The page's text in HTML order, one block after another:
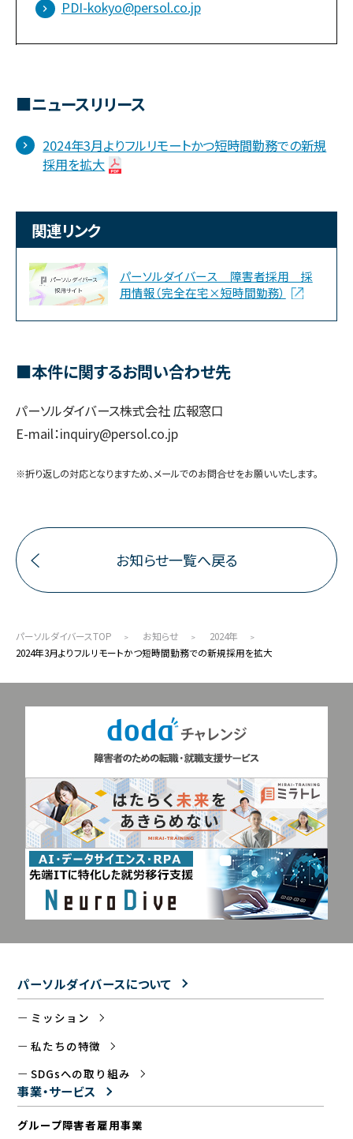
PDI-kokyo@persol.co.jp
■ニュースリリース
2024年3月よりフルリモートかつ短時間勤務での新規
採用を拡大
関連リンク
パーソルダイバース 障害者採用 採
用情報（完全在宅×短時間勤務）
■本件に関するお問い合わせ先
パーソルダイバース株式会社 広報窓口
E-mail：inquiry@persol.co.jp
※折り返しの対応となりますため、メールでのお問合せをお願いいたします。
お知らせ一覧へ戻る
パーソルダイバースTOP お知らせ
2024年
2024年3月よりフルリモートかつ短時間勤務での新規採用を拡大
パーソルダイバースについて
ミッション
私たちの特徴
SDGsへの取り組み
事業・サービス
グループ障害者雇用事業